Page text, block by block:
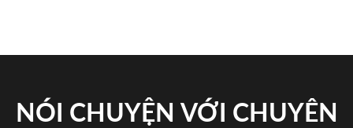
NÓI CHUYỆN VỚI CHUYÊN